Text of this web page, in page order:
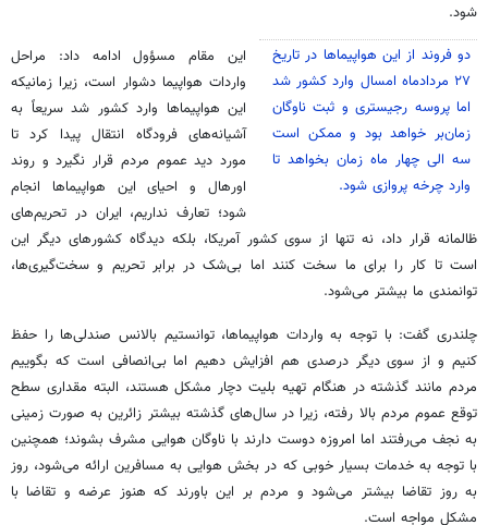
شود.‌
دو فروند از این هواپیماها در تاریخ
۲۷ مردادماه امسال وارد کشور شد
اما پروسه رجیستری و ثبت ناوگان
زمان‌بر خواهد بود و ممکن است
سه الی چهار ماه زمان بخواهد تا
وارد چرخه پروازی شود.
این مقام مسؤول ادامه داد: مراحل
واردات هواپیما دشوار است، زیرا زمانیکه
این هواپیماها وارد کشور شد سریعاً به
آشیانه‌های فرودگاه انتقال پیدا کرد تا
مورد دید عموم مردم قرار نگیرد و روند
اورهال و احیای این هواپیماها انجام
شود؛ تعارف نداریم، ایران در تحریم‌های
ظالمانه قرار داد، نه تنها از سوی کشور آمریکا، بلکه دیدگاه کشورهای دیگر این
است تا کار را برای ما سخت کنند اما بی‌شک در برابر تحریم و سخت‌گیری‌ها،
توانمندی ما بیشتر می‌شود.
چلندری گفت: با توجه به واردات هواپیماها، توانستیم بالانس صندلی‌ها را حفظ
کنیم و از سوی دیگر درصدی هم افزایش دهیم اما بی‌انصافی است که بگوییم
مردم مانند گذشته در هنگام تهیه بلیت دچار مشکل هستند، البته مقداری سطح
توقع عموم مردم بالا رفته، زیرا در سال‌های گذشته بیشتر زائرین به صورت زمینی
به نجف می‌رفتند اما امروزه دوست دارند با ناوگان هوایی مشرف بشوند؛ همچنین
با توجه به خدمات بسیار خوبی که در بخش هوایی به مسافرین ارائه می‌شود، روز
به روز تقاضا بیشتر می‌شود و مردم بر این باورند که هنوز عرضه و تقاضا با
مشکل مواجه است.